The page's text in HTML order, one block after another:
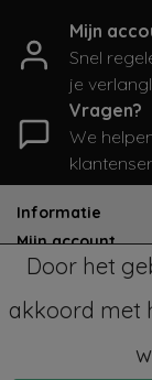
Mijn
Snel
je
Vragen?
We
Informatie
Mijn account
Categorieën
Contactgegevens
© Copyright 2026 -
Door het
akkoord met